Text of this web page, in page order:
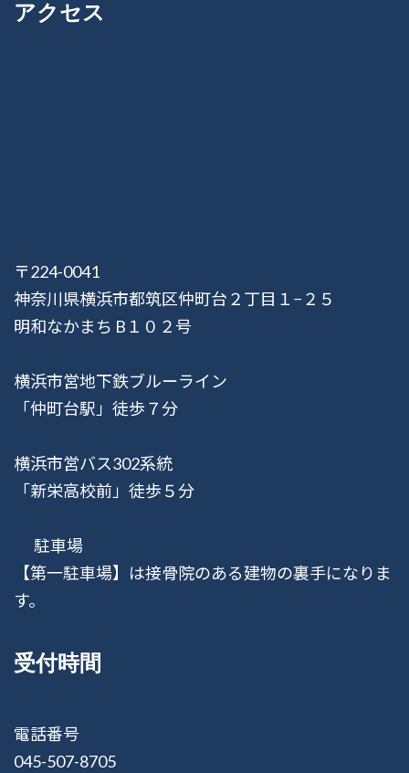
アクセス
〒224-0041
神奈川県横浜市都筑区仲町台２丁目１−２５
明和なかまち B１０２号
横浜市営地下鉄ブルーライン
「仲町台駅」徒歩７分
横浜市営バス302系統
「新栄高校前」徒歩５分
駐車場
【第一駐車場】は接骨院のある建物の裏手になりま
す。
受付時間
電話番号
045-507-8705